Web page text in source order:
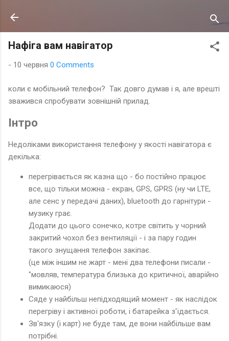
Нафіга вам навігатор
- 10 червня 0 Comments
коли є мобільний телефон? Так довго думав і я, але врешті
зважився спробувати зовнішній прилад.
Інтро
Недоліками використання телефону у якості навігатора є
декілька:
перегрівається як казна що - бо постійно працює
все, що тільки можна - екран, GPS, GPRS (ну чи LTE,
але сенс у передачі даних), bluetooth до гарнітури -
музику грає.
Додати до цього сонечко, котре світить у чорний
закритий чохол без вентиляції - і за пару годин
такого знущання телефон закіпає.
(це між іншим не жарт - мені два телефони писали -
"мовляв, температура близька до критичної, аварійно
вимикаюся)
Сяде у найбільш непідходящий момент - як наслідок
перегріву і активної роботи, і батарейка з'їдається.
Зв'язку (і карт) не буде там, де вони найбільше вам
потрібні.